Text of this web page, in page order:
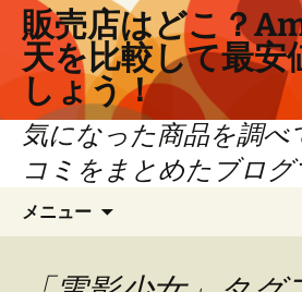
ツ
販売店はどこ？
天を比較して最安
しょう！
気になった商品を調べ
コミをまとめたブログ
メニュー